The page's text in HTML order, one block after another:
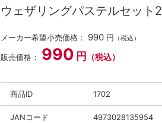
ウェザリングパステルセット2
メーカー希望小売価格： 990 円 （税込）
販売価格： 990 円 （税込）
商品ID 1702
JANコード 4973028135954